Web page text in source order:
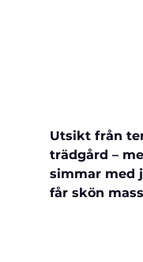
Utsikt från
trädgård –
simmar med
får skön